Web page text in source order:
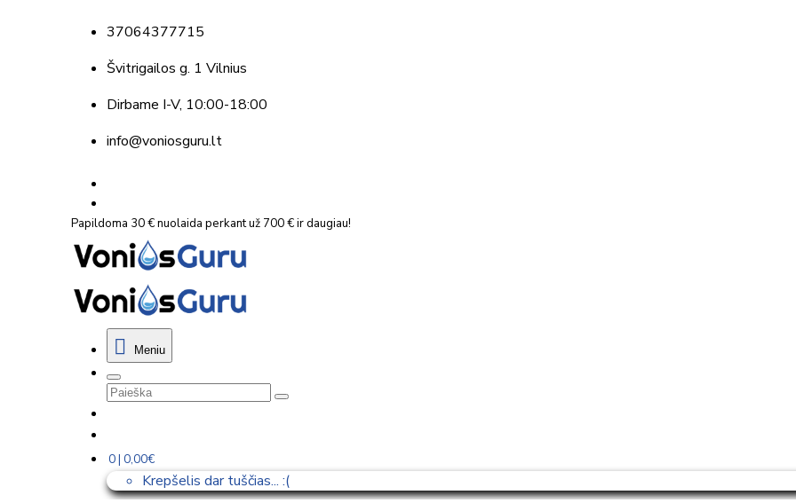
37064377715
Švitrigailos g. 1 Vilnius
Dirbame I-V, 10:00-18:00
info@voniosguru.lt
Papildoma 30 € nuolaida perkant už 700 € ir daugiau!
Meniu
0 | 0,00€
Krepšelis dar tuščias... :(